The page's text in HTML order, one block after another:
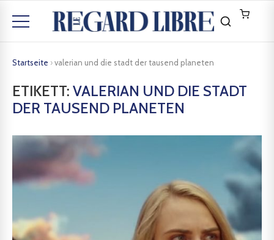
Startseite ›valerian und die stadt der tausend planeten
ETIKETT: VALERIAN UND DIE STADT
DER TAUSEND PLANETEN